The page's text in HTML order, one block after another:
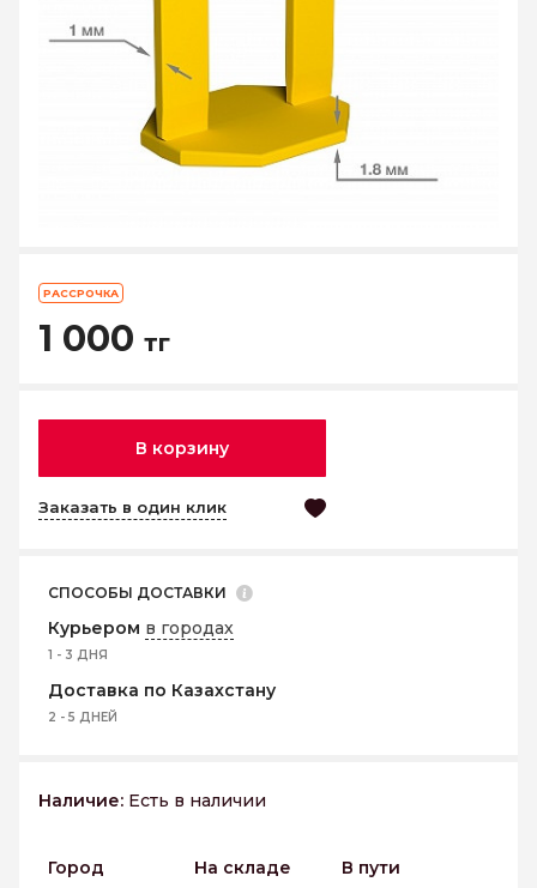
РАССРОЧКА
1 000 тг
В корзину
Заказать в один клик
СПОСОБЫ ДОСТАВКИ
Курьером в городах
1 - 3 ДНЯ
Доставка по Казахстану
2 - 5 ДНЕЙ
Наличие: Есть в наличии
Город На складе
В пути